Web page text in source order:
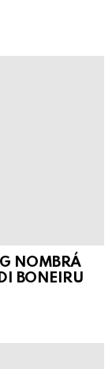
NOMBRÁ
BONEIRU